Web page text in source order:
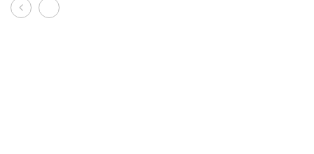
Produto
Escova
Nutri